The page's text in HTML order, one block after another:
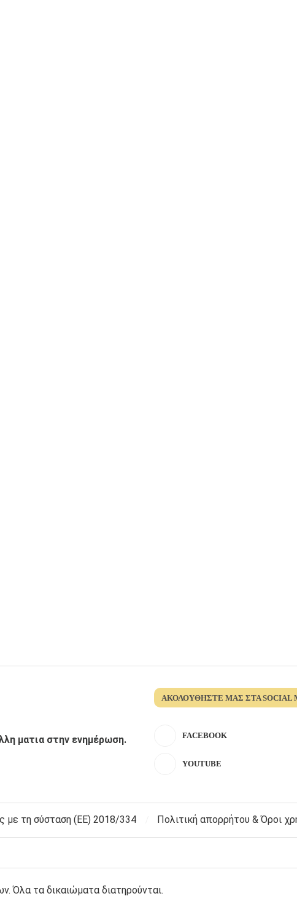
ματια στην ενημέρωση.
ΑΚΟΛΟΥΘΉΣΤΕ ΜΑΣ ΣΤΑ SOCIAL
FACEBOOK
YOUTUBE
τη σύσταση (ΕΕ) 2018/334 Πολιτική απορρήτου & Όροι
Όλα τα δικαιώματα διατηρούνται.